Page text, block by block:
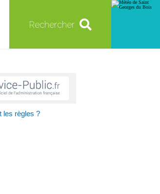
Rechercher
les règles ?